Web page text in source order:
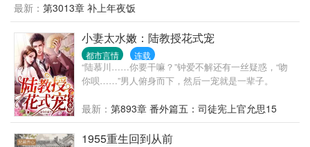
最新： 第3013章 补上年夜饭
小妻太水嫩：陆教授花式宠
都市言情 连载
“陆慕川……你要干嘛？”钟爱不解还有一丝疑惑，“吻
你呗……”男人俯身而下，然后一宠就是一辈子。
最新： 第893章 番外篇五：司徒宪上官允思15
1955重生回到从前